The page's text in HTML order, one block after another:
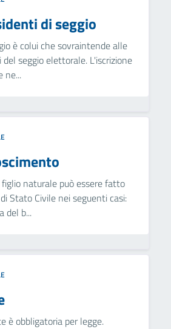
di seggio
è colui che sovraintende alle
seggio elettorale. L'iscrizione
ne...
naturale può essere fatto
Stato Civile nei seguenti casi:
del b...
è obbligatoria per legge.